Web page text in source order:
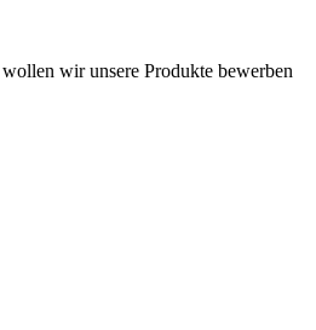
wir unsere Produkte bewerben